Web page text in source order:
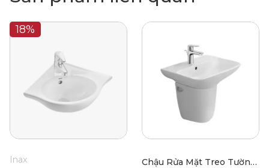
18%
Inax
Chậu Rửa Mặt Treo Tường